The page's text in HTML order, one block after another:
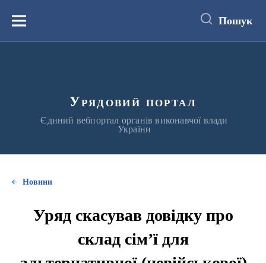
вмістуМеню Пошук
Урядовий портал
Єдиний вебпортал органів виконавчої влади
України
Новини
Уряд скасував довідку про
склад сім’ї для